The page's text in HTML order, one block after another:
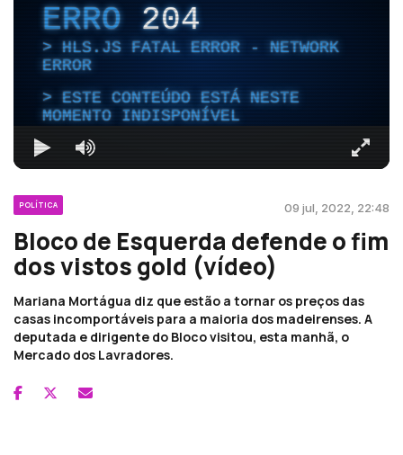
ERRO204
HLS.JS FATAL ERROR - NETWORK
ERROR
ESTE CONTEÚDO ESTÁ NESTE
MOMENTO INDISPONÍVEL
POLÍTICA 09 jul, 2022, 22:48
Bloco de Esquerda defende o fim
dos vistos gold (vídeo)
Mariana Mortágua diz que estão a tornar os preços das
casas incomportáveis para a maioria dos madeirenses. A
deputada e dirigente do Bloco visitou, esta manhã, o
Mercado dos Lavradores.